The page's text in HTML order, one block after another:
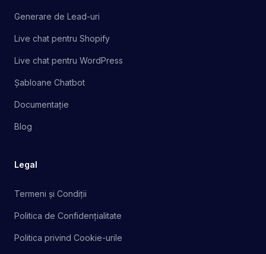
Generare de Lead-uri
Live chat pentru Shopify
Live chat pentru WordPress
Șabloane Chatbot
Documentație
Blog
Legal
Termeni și Condiții
Politica de Confidențialitate
Politica privind Cookie-urile